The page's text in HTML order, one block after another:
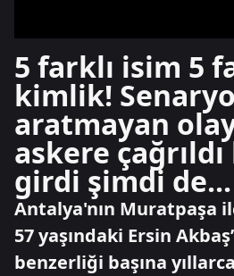
5 farklı isim 5
kimlik!
aratmayan
askere
girdi şimdi de...
Antalya'nın Muratpaşa
57 yaşındaki Ersin
benzerliği başına